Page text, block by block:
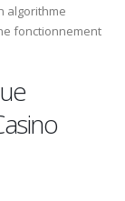
algorithme
fonctionnement